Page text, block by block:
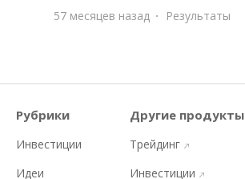
57 месяцев назад Результаты
Рубрики
Инвестиции
Идеи
Другие продукты
Трейдинг
Инвестиции